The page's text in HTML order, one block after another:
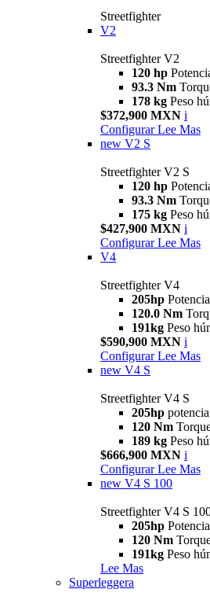
Streetfighter
V2
Streetfighter V2
120 hp
93.3 Nm
178 kg Peso
$372,900 MXN i
Configurar Lee Mas
new V2 S
Streetfighter V2 S
120 hp
93.3 Nm
175 kg Peso
$427,900 MXN i
Configurar Lee Mas
V4
Streetfighter V4
205hp Potencia
120.0 Nm
191kg Peso
$590,900 MXN i
Configurar Lee Mas
new V4 S
Streetfighter V4 S
205hp potencia
120 Nm
189 kg Peso
$666,900 MXN i
Configurar Lee Mas
new V4 S 100
Streetfighter V4 S
205hp Potencia
120 Nm
191kg Peso
Lee Mas
Superleggera